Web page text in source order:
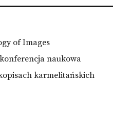
of Images
naukowa
karmelitańskich